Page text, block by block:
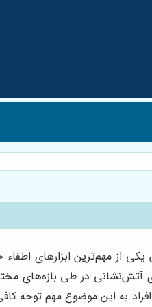
از مهم‌ترین ابزارهای
آتش‌نشانی در طی بازه‌های
به این موضوع مهم توجه کافی